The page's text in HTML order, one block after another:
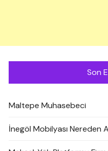
Son
Maltepe Muhasebeci
İnegöl Mobilyası Nereden